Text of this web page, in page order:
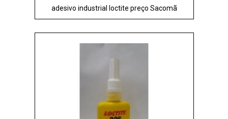
adesivo industrial loctite preço Sacomã